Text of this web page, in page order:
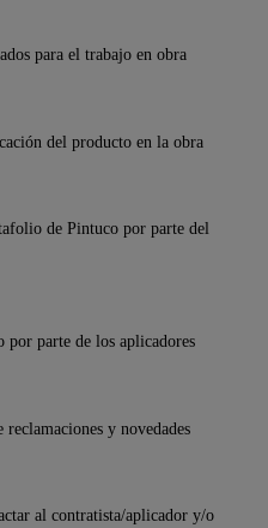
para el trabajo en obra
del producto en la obra
de Pintuco por parte del
parte de los aplicadores
y novedades
al contratista/aplicador y/o